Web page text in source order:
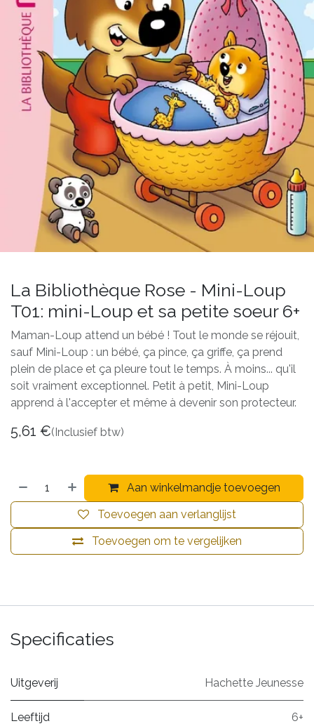
La Bibliothèque Rose - Mini-Loup
T01: mini-Loup et sa petite soeur 6+
Maman-Loup attend un bébé ! Tout le monde se réjouit,
sauf Mini-Loup : un bébé, ça pince, ça griffe, ça prend
plein de place et ça pleure tout le temps. À moins... qu'il
soit vraiment exceptionnel. Petit à petit, Mini-Loup
apprend à l'accepter et même à devenir son protecteur.
5,61 €(Inclusief btw)
Aan winkelmandje toevoegen
Toevoegen om te vergelijken
Toevoegen aan verlanglijst
Specificaties
Uitgeverij Hachette Jeunesse
Leeftijd 6+